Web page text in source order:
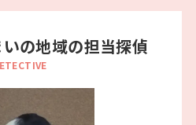
の地域の担当探偵